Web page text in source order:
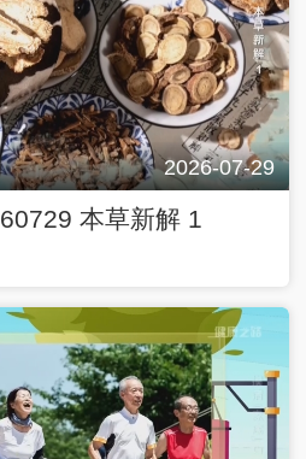
2026-07-29
本草新解 1